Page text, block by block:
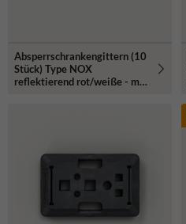
Absperrschrankengittern (10
Stück) Type NOX
reflektierend rot/weiße - mit